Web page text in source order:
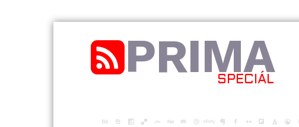
PRIMA
SPECIÁL